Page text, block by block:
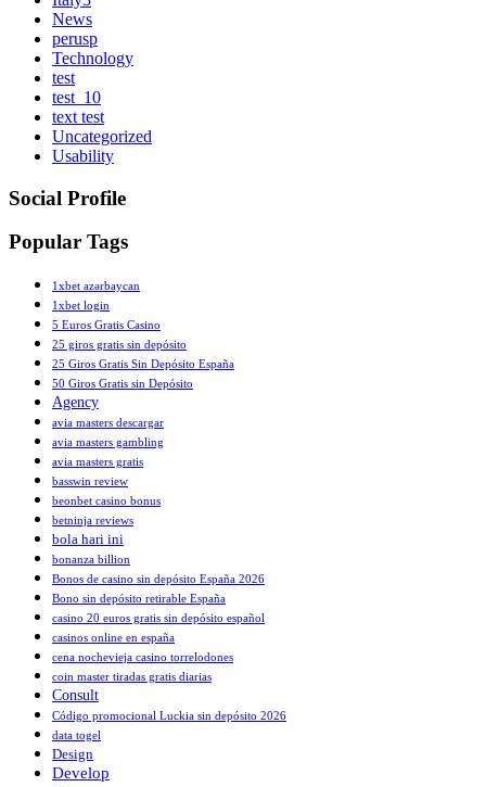
News
perusp
Technology
test
test_10
text test
Uncategorized
Usability
Social Profile
Popular Tags
1xbet azərbaycan
1xbet login
5 Euros Gratis Casino
25 giros gratis sin depósito
25 Giros Gratis Sin Depósito España
50 Giros Gratis sin Depósito
Agency
avia masters descargar
avia masters gambling
avia masters gratis
basswin review
beonbet casino bonus
betninja reviews
bola hari ini
bonanza billion
Bonos de casino sin depósito España 2026
Bono sin depósito retirable España
casino 20 euros gratis sin depósito español
casinos online en españa
cena nochevieja casino torrelodones
coin master tiradas gratis diarias
Consult
Código promocional Luckia sin depósito 2026
data togel
Design
Develop